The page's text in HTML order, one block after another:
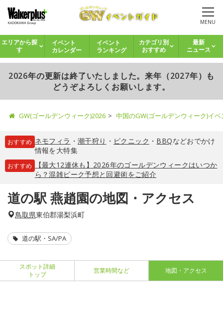
MENU
エリアから探
す
イベント
カレンダー
イベント
ランキング
カテゴリ別
おすすめ
最新
ニュース
2026年の更新は終了いたしました。来年（2027年）も
どうぞよろしくお願いします。
GW(ゴールデンウィーク)2026 中国のGW(ゴールデンウィーク)イ
おすすめ ネモフィラ ・ 潮干狩り ・ ピクニック ・ BBQなどおでかけ
情報を大特集
おすすめ
【最大12連休も】2026年のゴールデンウィークはいつか
ら？混雑ピーク予想と回避術をご紹介
道の駅 燕趙園の地図・アクセス
鳥取県東伯郡湯梨浜町
道の駅・SA/PA
スポット詳細
トップ
営業時間など 地図・アクセス